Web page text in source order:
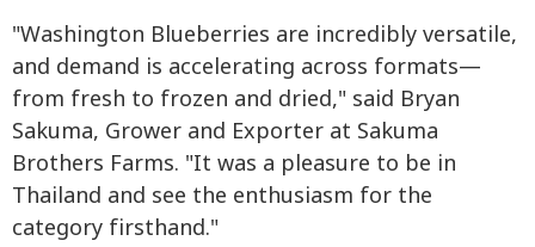
"Washington Blueberries are incredibly versatile,
and demand is accelerating across formats—
from fresh to frozen and dried," said Bryan
Sakuma, Grower and Exporter at Sakuma
Brothers Farms. "It was a pleasure to be in
Thailand and see the enthusiasm for the
category firsthand."